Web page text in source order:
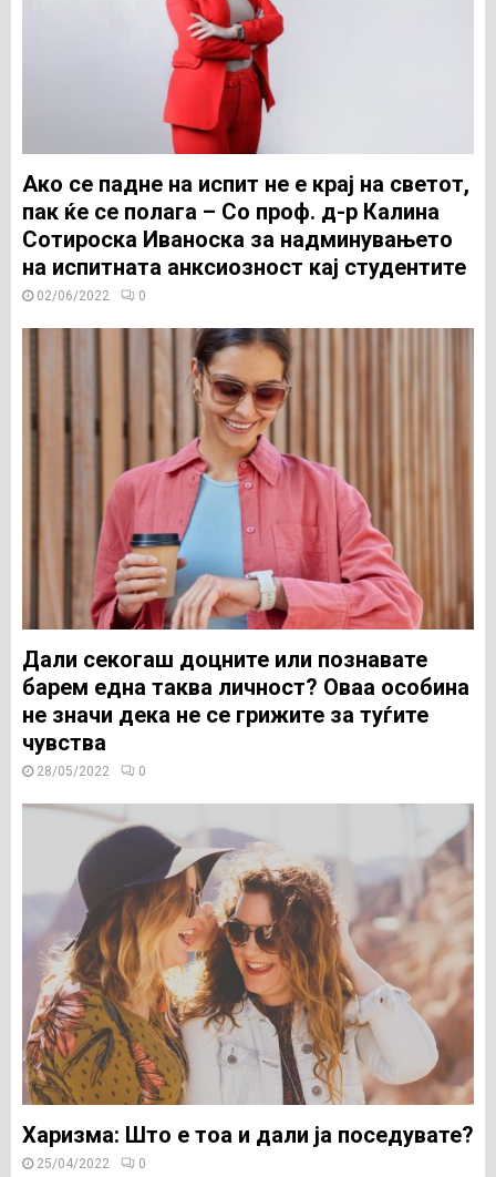
Ако се падне на испит не е крај на светот,
пак ќе се полага – Со проф. д-р Калина
Сотироска Иваноска за надминувањето
на испитната анксиозност кај студентите
02/06/2022 0
Дали секогаш доцните или познавате
барем една таква личност? Оваа особина
не значи дека не се грижите за туѓите
чувства
28/05/2022 0
Харизма: Што е тоа и дали ја поседувате?
25/04/2022 0